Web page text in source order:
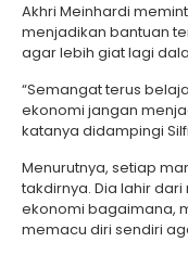
Akhri Meinhardi
menjadikan bantuan
agar lebih giat lagi
“Semangat terus
ekonomi jangan
katanya didampingi
Menurutnya, setiap
takdirnya. Dia lahir
ekonomi bagaimana,
memacu diri sendiri